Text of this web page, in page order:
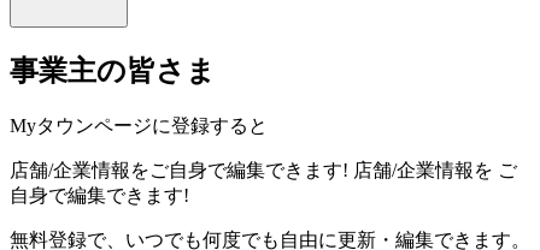
事業主の皆さま
Myタウンページに登録すると
店舗/企業情報をご自身で編集できます! 店舗/企業情報を ご
自身で編集できます!
無料登録で、いつでも何度でも自由に更新・編集できます。